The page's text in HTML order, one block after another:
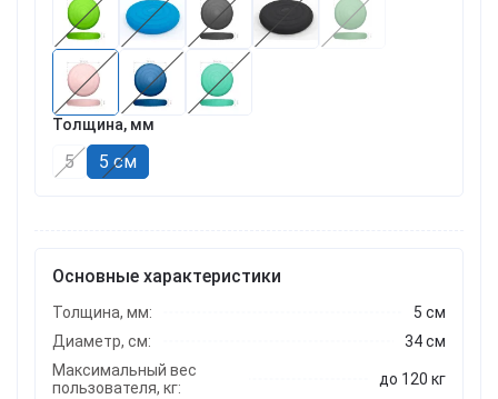
Толщина, мм
5 5 см
Основные характеристики
Толщина, мм:
5 см
Диаметр, см:
34 см
Максимальный вес
пользователя, кг:
до 120 кг